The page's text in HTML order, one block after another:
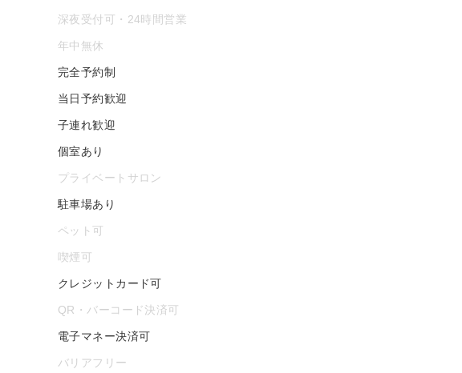
深夜受付可・24時間営業
年中無休
完全予約制
当日予約歓迎
子連れ歓迎
個室あり
プライベートサロン
駐車場あり
ペット可
喫煙可
クレジットカード可
QR・バーコード決済可
電子マネー決済可
バリアフリー